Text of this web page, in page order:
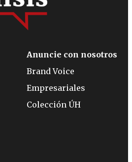
Anuncie con nosotros
Brand Voice
Empresariales
Colección ÚH